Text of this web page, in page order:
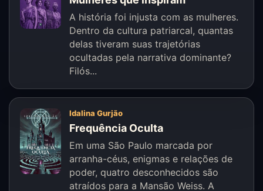
A história foi injusta com as mulheres.
Dentro da cultura patriarcal, quantas
delas tiveram suas trajetórias
ocultadas pela narrativa dominante?
Filós...
Idalina Gurjão
Frequência Oculta
Em uma São Paulo marcada por
arranha-céus, enigmas e relações de
poder, quatro desconhecidos são
atraídos para a Mansão Weiss. A